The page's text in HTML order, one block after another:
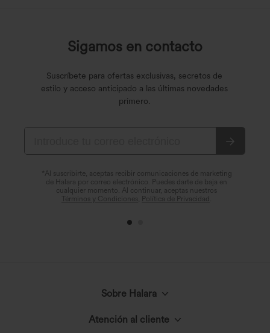
Sigamos en contacto
Suscríbete para ofertas exclusivas, secretos de
estilo y acceso anticipado a las últimas novedades
primero.
*Al suscribirte, aceptas recibir comunicaciones de marketing
de Halara por correo electrónico. Puedes darte de baja en
cualquier momento. Al continuar, aceptas nuestros
Términos y Condiciones , Política de Privacidad .
Sobre Halara
Atención al cliente